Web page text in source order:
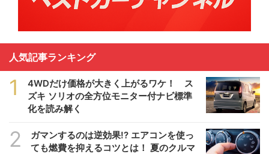
人気記事ランキング
1
4WDだけ価格が大きく上がるワケ！ ス
ズキ ソリオの全方位モニター付ナビ標準
化を読み解く
2
ガマンするのは逆効果!? エアコンを使っ
ても燃費を抑えるコツとは！ 夏のクルマ